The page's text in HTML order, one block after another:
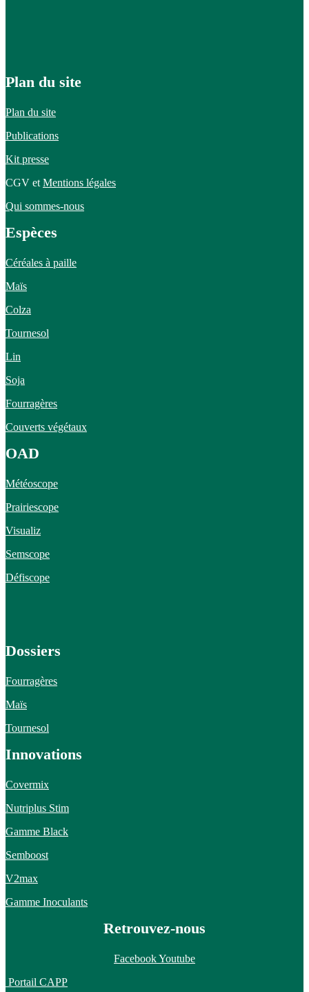
Plan du site
Plan du site
Publications
Kit presse
CGV et Mentions légales
Qui sommes-nous
Espèces
Céréales à paille
Maïs
Colza
Tournesol
Lin
Soja
Fourragères
Couverts végétaux
OAD
Météoscope
Prairiescope
Visualiz
Semscope
Défiscope
Dossiers
Fourragères
Maïs
Tournesol
Innovations
Covermix
Nutriplus Stim
Gamme Black
Semboost
V2max
Gamme Inoculants
Retrouvez-nous
FacebookYoutube
Portail CAPP